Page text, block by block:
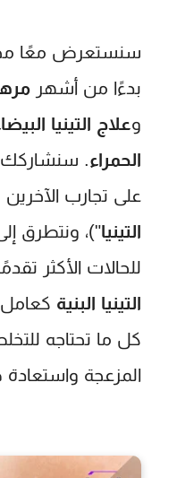
سنستعرض معًا
بدءًا من أشهر
وعلاج التينيا
الحمراء. سنشاركك
على تجارب
التينيا")، ونتطرق
للحالات الأكثر
التينيا البنية
كل ما تحتاجه
المزعجة